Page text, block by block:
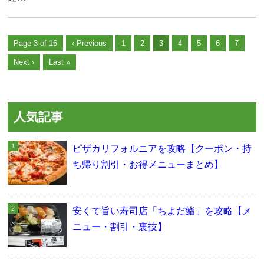
Page 3 of 16 ‹ Previous 1 2 3 4 5 6 7
Next › Last »
人気記事
ピザカリフォルニアを攻略【クーポン・持
ち帰り割引・お得メニューまとめ】
安くて旨い寿司店「ちよだ鮨」を攻略【メ
ニュー・割引・裏技】